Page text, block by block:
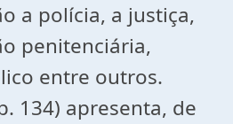
a polícia, a justiça,
penitenciária,
entre outros.
134) apresenta, de